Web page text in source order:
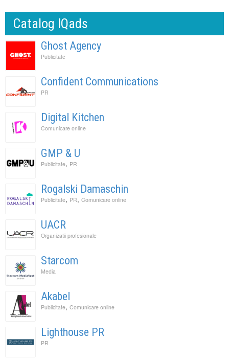
Catalog IQads
Ghost Agency
Publicitate
Confident Communications
PR
Digital Kitchen
Comunicare online
GMP & U
Publicitate, PR
Rogalski Damaschin
Publicitate, PR, Comunicare online
UACR
Organizatii profesionale
Starcom
Media
Akabel
Publicitate, Comunicare online
Lighthouse PR
PR